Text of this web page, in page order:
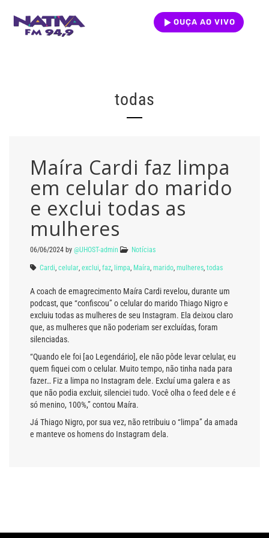
OUÇA AO VIVO
todas
Maíra Cardi faz limpa
em celular do marido
e exclui todas as
mulheres
06/06/2024 by @UHOST-admin Notícias
Cardi celular exclui faz limpa Maíra marido mulheres todas
A coach de emagrecimento Maíra Cardi revelou, durante um
podcast, que “confiscou” o celular do marido Thiago Nigro e
excluiu todas as mulheres de seu Instagram. Ela deixou claro
que, as mulheres que não poderiam ser excluídas, foram
silenciadas.
“Quando ele foi [ao Legendário], ele não pôde levar celular, eu
quem fiquei com o celular. Muito tempo, não tinha nada para
fazer… Fiz a limpa no Instagram dele. Excluí uma galera e as
que não podia excluir, silenciei tudo. Você olha o feed dele e é
só menino, 100%,” contou Maíra.
Já Thiago Nigro, por sua vez, não retribuiu o “limpa” da amada
e manteve os homens do Instagram dela.